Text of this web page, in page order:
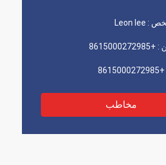
:
Leon lee
:
+8615000272985
+8615000272985
مخاطب